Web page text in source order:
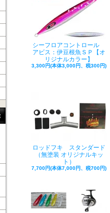
シーフロアコントロール
アビス：伊豆根魚ＳＰ【オ
リジナルカラー】
3,300円(本体3,000円、税300円)
ロッドフキ スタンダード
（無塗装 オリジナルキッ
ト）
7,700円(本体7,000円、税700円)